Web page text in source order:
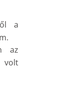
a
az
volt